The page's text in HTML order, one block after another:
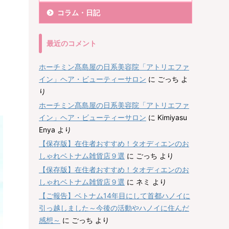
コラム・日記
最近のコメント
ホーチミン髙島屋の日系美容院「アトリエファ
イン」ヘア・ビューティーサロン に ごっち よ
り
ホーチミン髙島屋の日系美容院「アトリエファ
イン」ヘア・ビューティーサロン に Kimiyasu
Enya より
【保存版】在住者おすすめ！タオディエンのお
しゃれベトナム雑貨店９選 に ごっち より
【保存版】在住者おすすめ！タオディエンのお
しゃれベトナム雑貨店９選 に ネミ より
【ご報告】ベトナム14年目にして首都ハノイに
引っ越しました～今後の活動やハノイに住んだ
感想～ に ごっち より